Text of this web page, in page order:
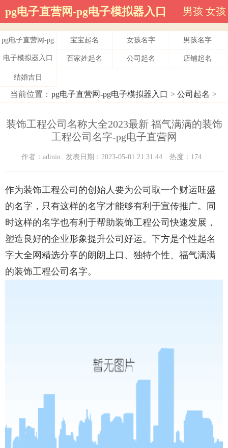
pg电子直营网-pg电子模拟器入口 男孩 女孩
pg电子直营网-pg
电子模拟器入口
宝宝起名 女孩名字 男孩名字
百家姓起名 公司起名 店铺起名
结婚吉日
当前位置： pg电子直营网-pg电子模拟器入口 > 公司起名 >
装饰工程公司名称大全2023最新 福气满满的装饰
工程公司名字-pg电子直营网
作者：admin 发表日期：2023-05-01 21:31:44 热度：174
作为装饰工程公司的创始人要为公司取一个财运旺盛
的名字，只有这样的名字才能够有利于宣传推广。同
时这样的名字也有利于帮助装饰工程公司快速发展，
塑造良好的企业形象提升公司好运。下方是个性起名
字大全网精选分享的朗朗上口、独特个性、福气满满
的装饰工程公司名字。